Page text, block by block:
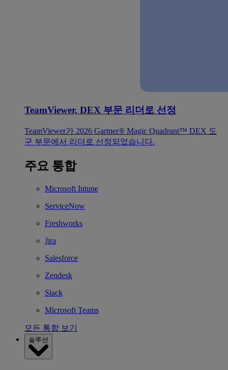
TeamViewer, DEX 부문 리더로 선정
TeamViewer가 2026 Gartner® Magic Quadrant™ DEX 도
구 부문에서 리더로 선정되었습니다.
주요 통합
Microsoft Intune
ServiceNow
Freshworks
Jira
Salesforce
Zendesk
Slack
Microsoft Teams
모든 통합 보기
솔루션